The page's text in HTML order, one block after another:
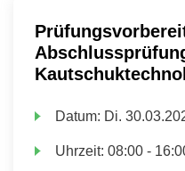
Datum: Di.
Uhrzeit:08:00 -